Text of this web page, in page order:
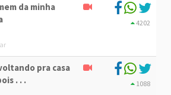
da minha
4202
pra casa
. . .
1088